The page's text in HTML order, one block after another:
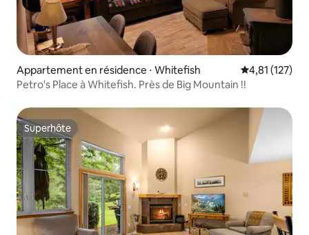
Appartement en résidence ⋅ Whitefish Évaluation
4,81 (127)
Petro's Place à Whitefish. Près de Big Mountain !!
Superhôte
Superhôte